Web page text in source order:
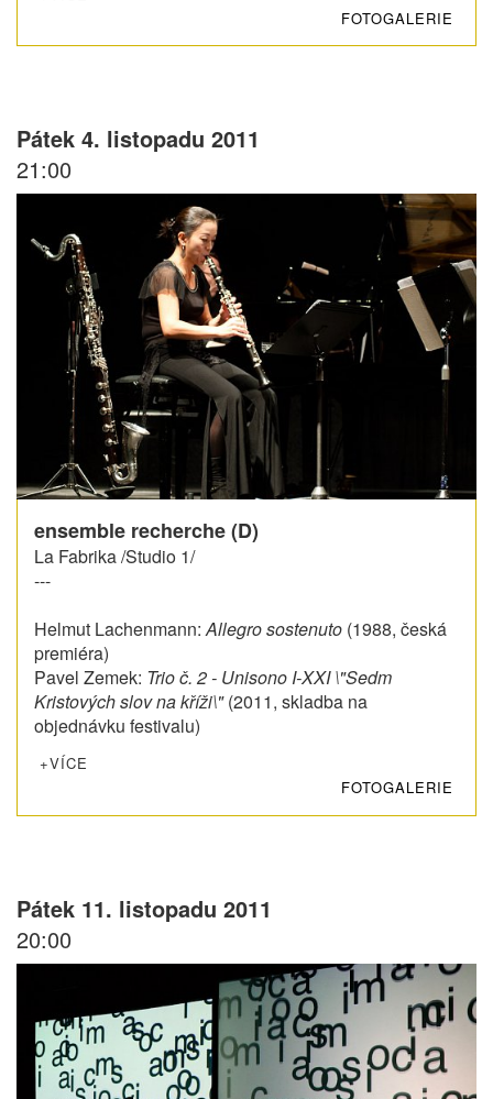
FOTOGALERIE
Pátek 4. listopadu 2011
21:00
ensemble recherche (D)
La Fabrika /Studio 1/
---
Helmut Lachenmann:Allegro sostenuto (1988, česká
premiéra)
Pavel Zemek: Trio č. 2 - Unisono I-XXI \"Sedm
Kristových slov na kříži\"(2011, skladba na
objednávku festivalu)
+VÍCE
FOTOGALERIE
Pátek 11. listopadu 2011
20:00